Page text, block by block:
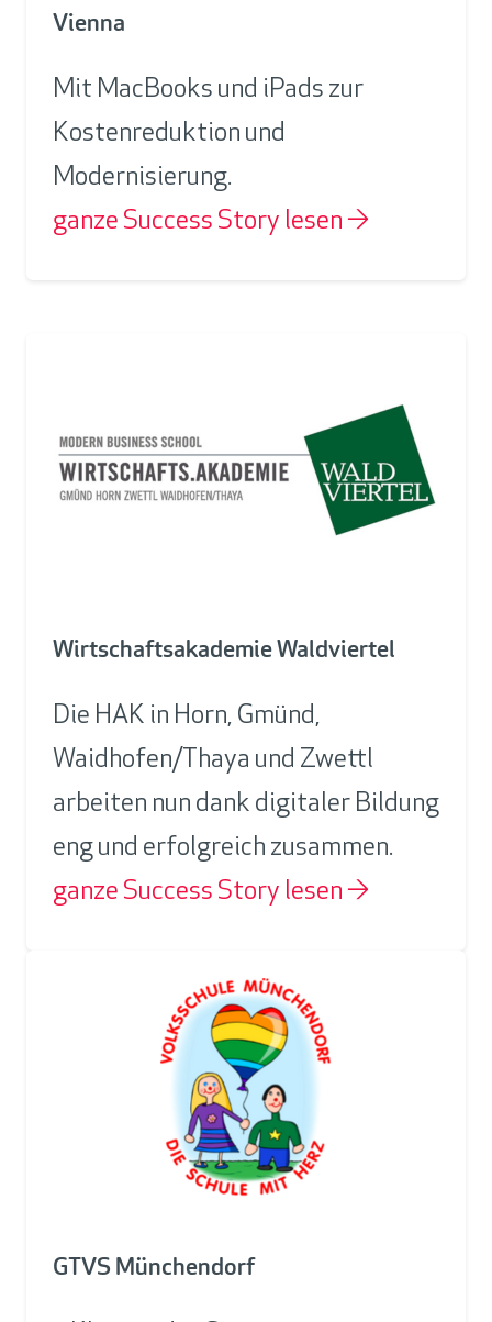
Vienna
Mit MacBooks und iPads zur
Kostenreduktion und
Modernisierung.
ganze Success Story lesen →
Wirtschaftsakademie Waldviertel
Die HAK in Horn, Gmünd,
Waidhofen/Thaya und Zwettl
arbeiten nun dank digitaler Bildung
eng und erfolgreich zusammen.
ganze Success Story lesen →
GTVS Münchendorf